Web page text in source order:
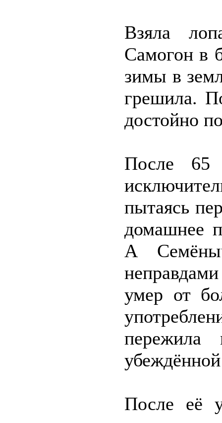
Взяла
Самогон в
зимы в
грешила.
достойно
После 65
пытаясь
домашнее
А
умер от
После её